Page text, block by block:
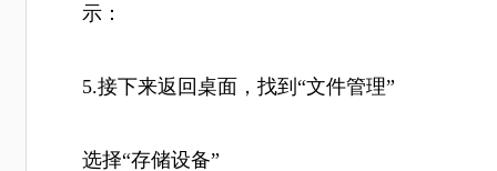
示：
5.接下来返回桌面，找到“文件管理”
选择“存储设备”